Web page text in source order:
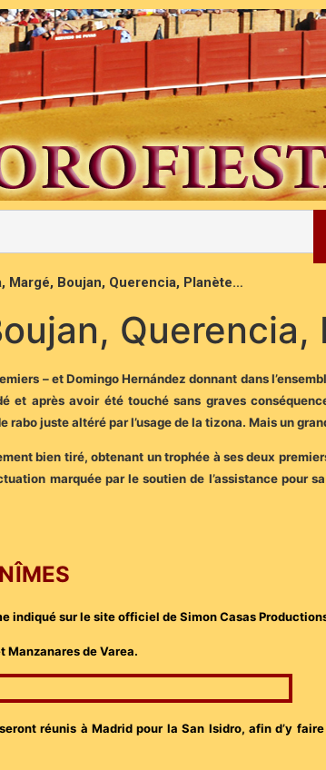
Margé, Boujan, Querencia, Planète…
– et Domingo Hernández donnant dans
et après avoir été touché sans graves
juste altéré par l’usage de la tizona. Mais un
bien tiré, obtenant un trophée à ses deux
marquée par le soutien de l’assistance pour
NÎMES
indiqué sur le site officiel de Simon Casas
Manzanares de Varea.
réunis à Madrid pour la San Isidro, afin d’y